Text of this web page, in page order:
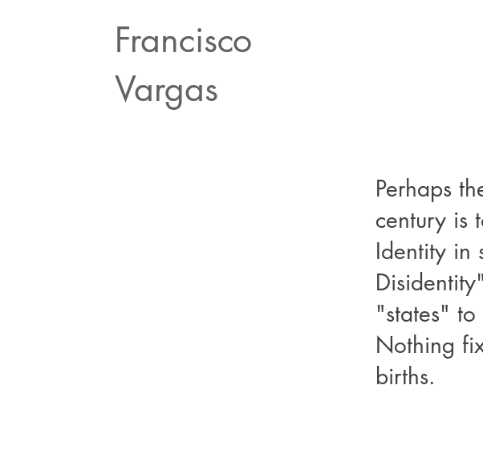
Francisco
Vargas
Perhaps
century is
Identity in
"states"
Nothing
births.